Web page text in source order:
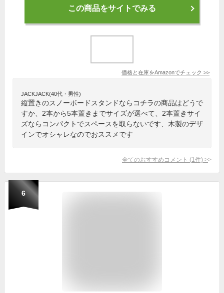
この商品をサイトでみる
価格と在庫をAmazonでチェック >>
JACKJACK(40代・男性)
縦置きのスノーボードスタンドならコチラの商品はどうで
すか、2本から5本置きまでサイズが選べて、2本置きサイ
ズならコンパクトでスペースを取らないです、木製のデザ
インでオシャレなのでおススメです
全てのおすすめコメント (1 件) >
6